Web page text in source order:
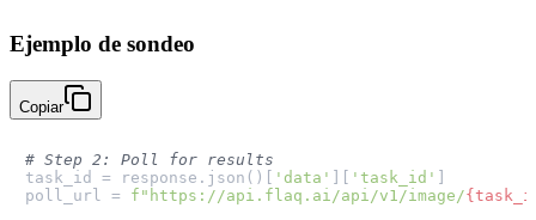
Ejemplo de sondeo
Copiar
# Step 2: Poll for results
task_id = response.json()[
'data' 'task_id'
poll_url = f"https://api.flaq.ai/api/v1/image/